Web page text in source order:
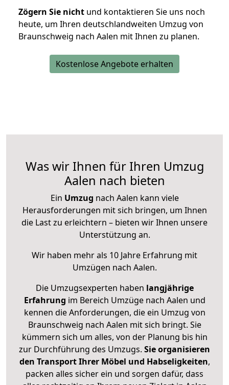
Zögern Sie nicht und kontaktieren Sie uns noch
heute, um Ihren deutschlandweiten Umzug von
Braunschweig nach Aalen mit Ihnen zu planen.
Kostenlose Angebote erhalten
Was wir Ihnen für Ihren Umzug
Aalen nach bieten
Ein Umzug nach Aalen kann viele
Herausforderungen mit sich bringen, um Ihnen
die Last zu erleichtern – bieten wir Ihnen unsere
Unterstützung an.
Wir haben mehr als 10 Jahre Erfahrung mit
Umzügen nach Aalen.
Die Umzugsexperten haben langjährige
Erfahrung im Bereich Umzüge nach Aalen und
kennen die Anforderungen, die ein Umzug von
Braunschweig nach Aalen mit sich bringt. Sie
kümmern sich um alles, von der Planung bis hin
zur Durchführung des Umzugs. Sie organisieren
den Transport Ihrer Möbel und Habseligkeiten,
packen alles sicher ein und sorgen dafür, dass